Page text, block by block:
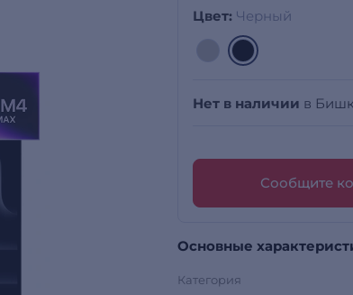
Цвет: Черный
Нет в наличии в
Сообщите
Основные
Категория